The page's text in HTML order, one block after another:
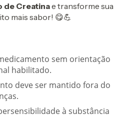
de Creatinae transforme sua
mais sabor! 😋💪
sem orientação
habilitado.
deve ser mantido fora do
à substância